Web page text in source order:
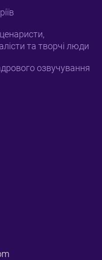
та творчі люди
озвучування